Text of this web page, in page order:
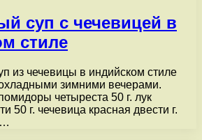
суп с чечевицей в
стиле
из чечевицы в индийском стиле
зимними вечерами.
четыреста 50 г. лук
50 г. чечевица красная двести г.